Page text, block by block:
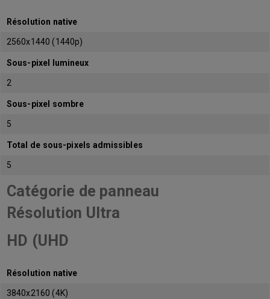
Résolution native
2560x1440 (1440p)
Sous-pixel lumineux
2
Sous-pixel sombre
5
Total de sous-pixels admissibles
5
Catégorie de panneau
Résolution Ultra
HD (UHD
Résolution native
3840x2160 (4K)